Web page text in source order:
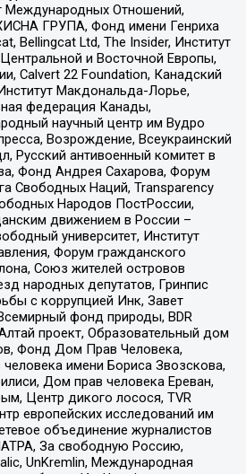
Международных Отношений,
ГРУПА, Фонд имени Генриха
Bellingcat Ltd, The Insider, Институт
и Восточной Европы,
Calvert 22 Foundation, Канадский
Макдональда-Лорье,
федерация Канады,
научный центр им Вудро
Возрождение, Всеукраинский
Русский антивоенный комитет в
Фонд Андрея Сахарова, Форум
Свободных Наций, Transparеncy
Народов ПостРоссии,
движением в России –
университет, Институт
Форум гражданского
Союз жителей островов
народных депутатов, Гринпис
с коррупцией Инк, Завет
фонд природы, BDR
проект, Образовательный дом
Фонд Дом Прав Человека,
имени Бориса Звозскова,
Дом прав человека Ереван,
Центр дикого лосося, TVR
европейских исследований им
объединение журналистов
За свободную Россию,
UnKremlin, Международная